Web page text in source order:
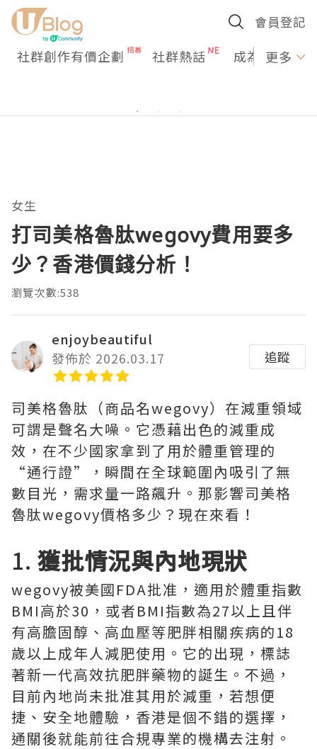
會員登記
社群創作有價企劃 社群熱話 成為U更多
女生
打司美格魯肽wegovy費用要多
少？香港價錢分析！
瀏覽次數:538
enjoybeautiful
發佈於 2026.03.17
追蹤
司美格魯肽（商品名wegovy）在減重領域
可謂是聲名大噪。它憑藉出色的減重成
效，在不少國家拿到了用於體重管理的
“通行證”，瞬間在全球範圍內吸引了無
數目光，需求量一路飆升。那影響司美格
魯肽wegovy價格多少？現在來看！
1. 獲批情況與內地現狀
wegovy被美國FDA批准，適用於體重指數
BMI高於30，或者BMI指數為27以上且伴
有高膽固醇、高血壓等肥胖相關疾病的18
歲以上成年人減肥使用。它的出現，標誌
著新一代高效抗肥胖藥物的誕生。不過，
目前內地尚未批准其用於減重，若想便
捷、安全地體驗，香港是個不錯的選擇，
通關後就能前往合規專業的機構去注射。